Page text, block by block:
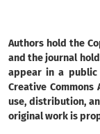
Authors hold the
and the journal
appear in a public
Creative
use, distribution,
original work is